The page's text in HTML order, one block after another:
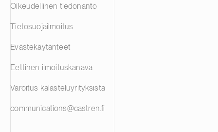
Oikeudellinen tiedonanto
Tietosuojailmoitus
Evästekäytänteet
Eettinen ilmoituskanava
Varoitus kalasteluyrityksistä
communications@castren.fi